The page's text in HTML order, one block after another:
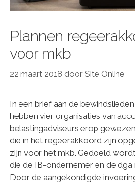
Plannen
voor mkb
22 maart 2018 door Site Online
In een brief aan de bewindslieden
hebben vier organisaties van
belastingadviseurs erop
die in het regeerakkoord zijn
zijn voor het mkb. Gedoeld
die de IB-ondernemer en de dga
Door de aangekondigde